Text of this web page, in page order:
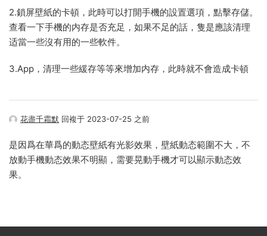
2.鎖屏壁紙的卡頓，此時可以打開手機的設置選項，點擊存儲。
查看一下手機的内存是否充足，如果不足的話，隻是應該清理
适當一些沒有用的一些軟件。
3.App，清理一些緩存等等來增加内存，此時就不會造成卡頓
花盡千霜默 回複于 2023-07-25 之前
是因爲在華爲的動态壁紙有光影效果，壁紙動态範圍不大，不
放動手機動态效果不明顯，需要晃動手機才可以顯示動态效
果。